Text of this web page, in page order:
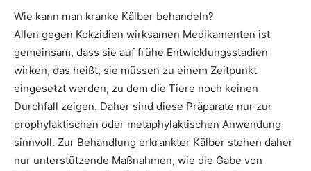
Wie kann man kranke Kälber behandeln?
Allen gegen Kokzidien wirksamen Medikamenten ist
gemeinsam, dass sie auf frühe Entwicklungsstadien
wirken, das heißt, sie müssen zu einem Zeitpunkt
eingesetzt werden, zu dem die Tiere noch keinen
Durchfall zeigen. Daher sind diese Präparate nur zur
prophylaktischen oder metaphylaktischen Anwendung
sinnvoll. Zur Behandlung erkrankter Kälber stehen daher
nur unterstützende Maßnahmen, wie die Gabe von